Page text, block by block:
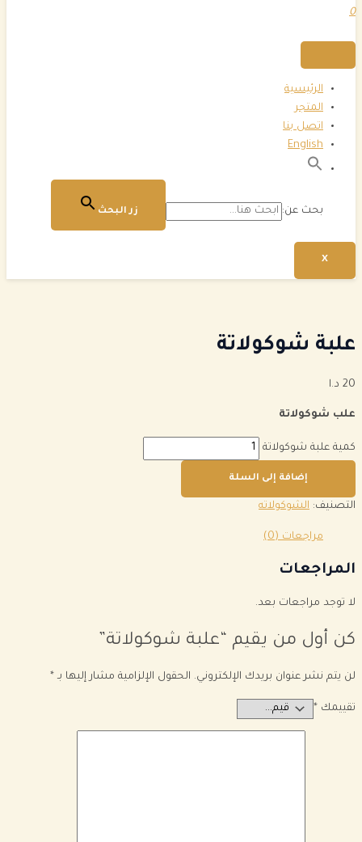
0
الرئيسية
المتجر
اتصل بنا
English
بحث عن: زر البحث
X
علبة شوكولاتة
20 د.ا
علب شوكولاتة
كمية علبة شوكولاتة
إضافة إلى السلة
التصنيف: الشوكولاته
مراجعات (0)
المراجعات
لا توجد مراجعات بعد.
كن أول من يقيم “علبة شوكولاتة”
لن يتم نشر عنوان بريدك الإلكتروني. الحقول الإلزامية مشار إليها بـ *
تقييمك *